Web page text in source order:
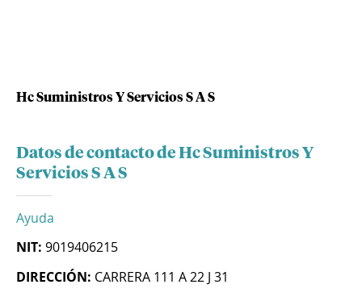
Hc Suministros Y Servicios S A S
Datos de contacto de Hc Suministros Y
Servicios S A S
Ayuda
NIT: 9019406215
DIRECCIÓN: CARRERA 111 A 22 J 31